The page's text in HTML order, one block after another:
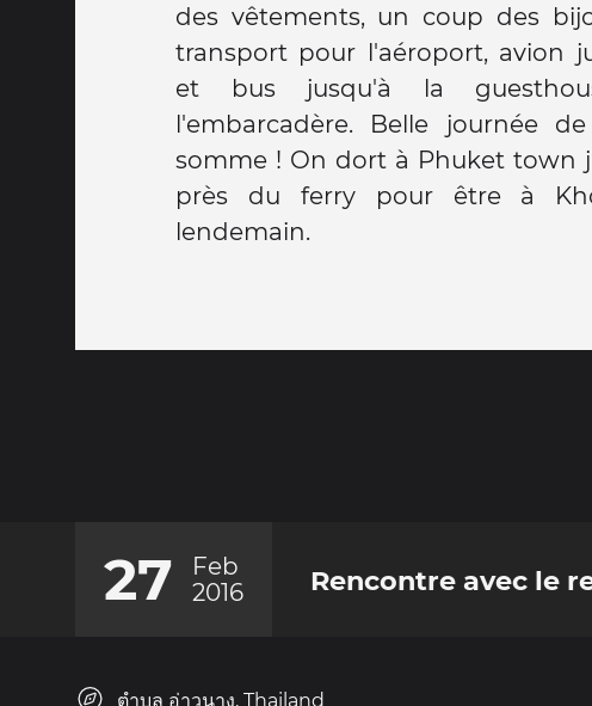
des vêtements, un coup des
transport pour l'aéroport, avion
et bus jusqu'à la
l'embarcadère. Belle journée
somme ! On dort à Phuket town
près du ferry pour être à
lendemain.
27
Feb
2016
Rencontre avec le
ตำบล อ่าวนาง, Thailand